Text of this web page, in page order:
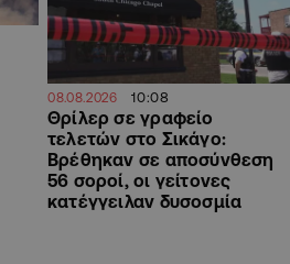
08.08.2026 10:08
Θρίλερ σε γραφείο
τελετών στο Σικάγο:
Βρέθηκαν σε αποσύνθεση
56 σοροί, οι γείτονες
κατέγγειλαν δυσοσμία